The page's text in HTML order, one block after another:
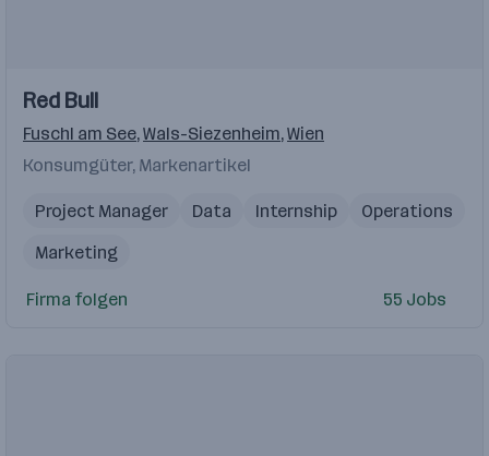
Red Bull
Fuschl am See,Wals-Siezenheim,Wien
Konsumgüter, Markenartikel
Project Manager Data Internship
Operations
Marketing
Firma folgen 55 Jobs